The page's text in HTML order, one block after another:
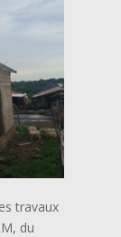
travaux
du